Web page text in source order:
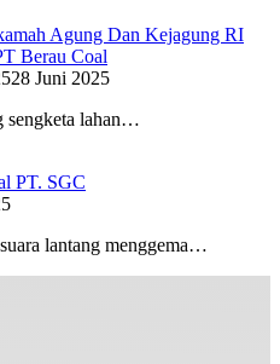
Agung Dan Kejagung RI
Berau Coal
28 Juni 2025
sengketa lahan…
PT. SGC
lantang menggema…